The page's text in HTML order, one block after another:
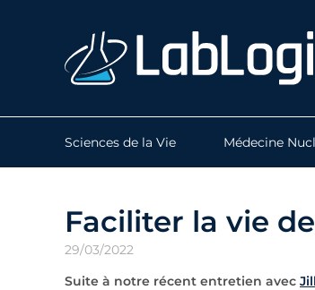
Sciences de la Vie Médecine
Faciliter la vie
29/03/2022
Suite à notre récent entretien avec